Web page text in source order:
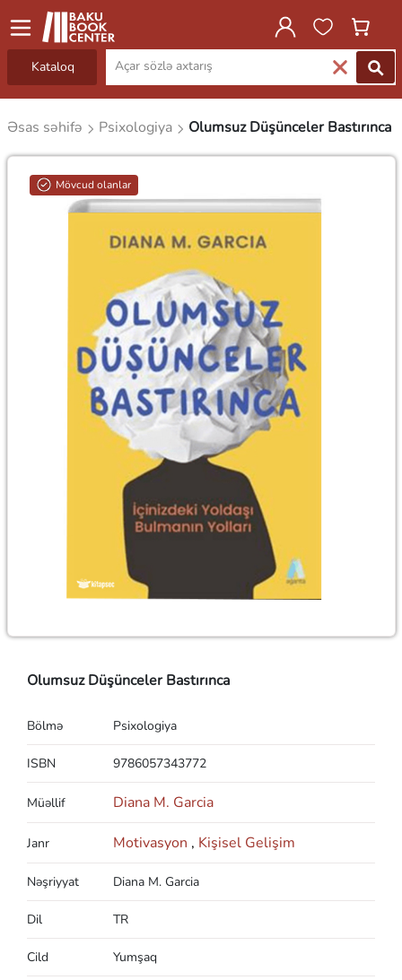
Kataloq
Əsas səhifə Psixologiya Olumsuz Düşünceler Bastırınca
Mövcud olanlar
Olumsuz Düşünceler Bastırınca
Bölmə Psixologiya
ISBN 9786057343772
Müəllif Diana M. Garcia
Janr Motivasyon , Kişisel Gelişim
Nəşriyyat Diana M. Garcia
Dil TR
Cild Yumşaq